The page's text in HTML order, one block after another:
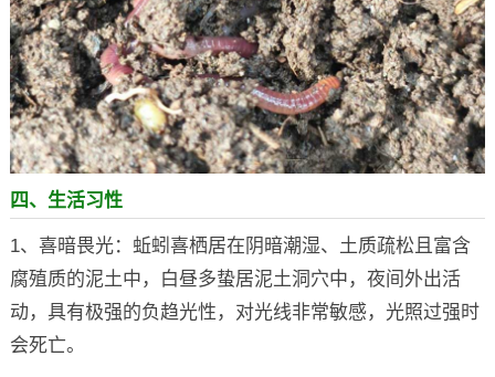
四、生活习性
1、喜暗畏光：蚯蚓喜栖居在阴暗潮湿、土质疏松且富含
腐殖质的泥土中，白昼多蛰居泥土洞穴中，夜间外出活
动，具有极强的负趋光性，对光线非常敏感，光照过强时
会死亡。